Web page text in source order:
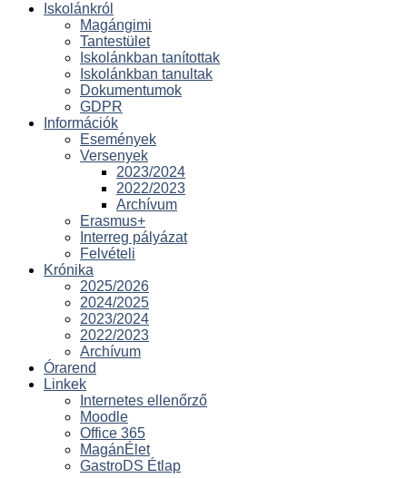
Iskolánkról
Magángimi
Tantestület
Iskolánkban tanítottak
Iskolánkban tanultak
Dokumentumok
GDPR
Információk
Események
Versenyek
2023/2024
2022/2023
Archívum
Erasmus+
Interreg pályázat
Felvételi
Krónika
2025/2026
2024/2025
2023/2024
2022/2023
Archívum
Órarend
Linkek
Internetes ellenőrző
Moodle
Office 365
MagánÉlet
GastroDS Étlap